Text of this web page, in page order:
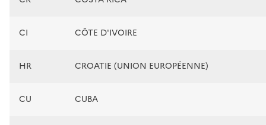
CI CÔTE D'IVOIRE
HR CROATIE (UNION EUROPÉENNE)
CU CUBA